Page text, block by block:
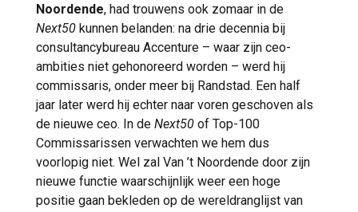
Noordende, had trouwens ook zomaar in de
Next50 kunnen belanden: na drie decennia bij
consultancybureau Accenture – waar zijn ceo-
ambities niet gehonoreerd worden – werd hij
commissaris, onder meer bij Randstad. Een half
jaar later werd hij echter naar voren geschoven als
de nieuwe ceo. In de Next50 of Top-100
Commissarissen verwachten we hem dus
voorlopig niet. Wel zal Van ’t Noordende door zijn
nieuwe functie waarschijnlijk weer een hoge
positie gaan bekleden op de wereldranglijst van